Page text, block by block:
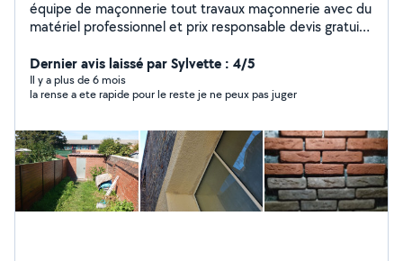
équipe de maçonnerie tout travaux maçonnerie avec du
matériel professionnel et prix responsable devis gratuit
parpaing enduit cimentage ex
Dernier avis laissé par Sylvette : 4/5
Il y a plus de 6 mois
la rense a ete rapide pour le reste je ne peux pas juger